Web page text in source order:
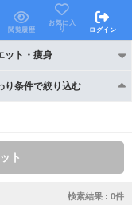
閲覧履歴
お気に入
り
ログイン
ット・痩身
り条件で絞り込む
り条件で絞り込む
ト
検索結果 : 0件